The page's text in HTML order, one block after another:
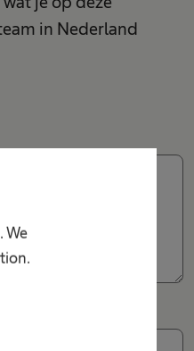
We
in Nederland